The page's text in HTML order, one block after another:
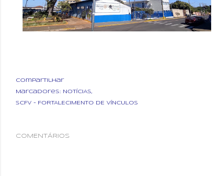
Compartilhar
Marcadores: NOTÍCIAS
SCFV - FORTALECIMENTO DE VÍNCULOS
COMENTÁRIOS